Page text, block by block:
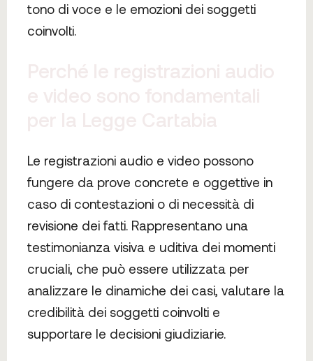
tono di voce e le emozioni dei soggetti
coinvolti.
Le registrazioni audio e video possono
fungere da prove concrete e oggettive in
caso di contestazioni o di necessità di
revisione dei fatti. Rappresentano una
testimonianza visiva e uditiva dei momenti
cruciali, che può essere utilizzata per
analizzare le dinamiche dei casi, valutare la
credibilità dei soggetti coinvolti e
supportare le decisioni giudiziarie.